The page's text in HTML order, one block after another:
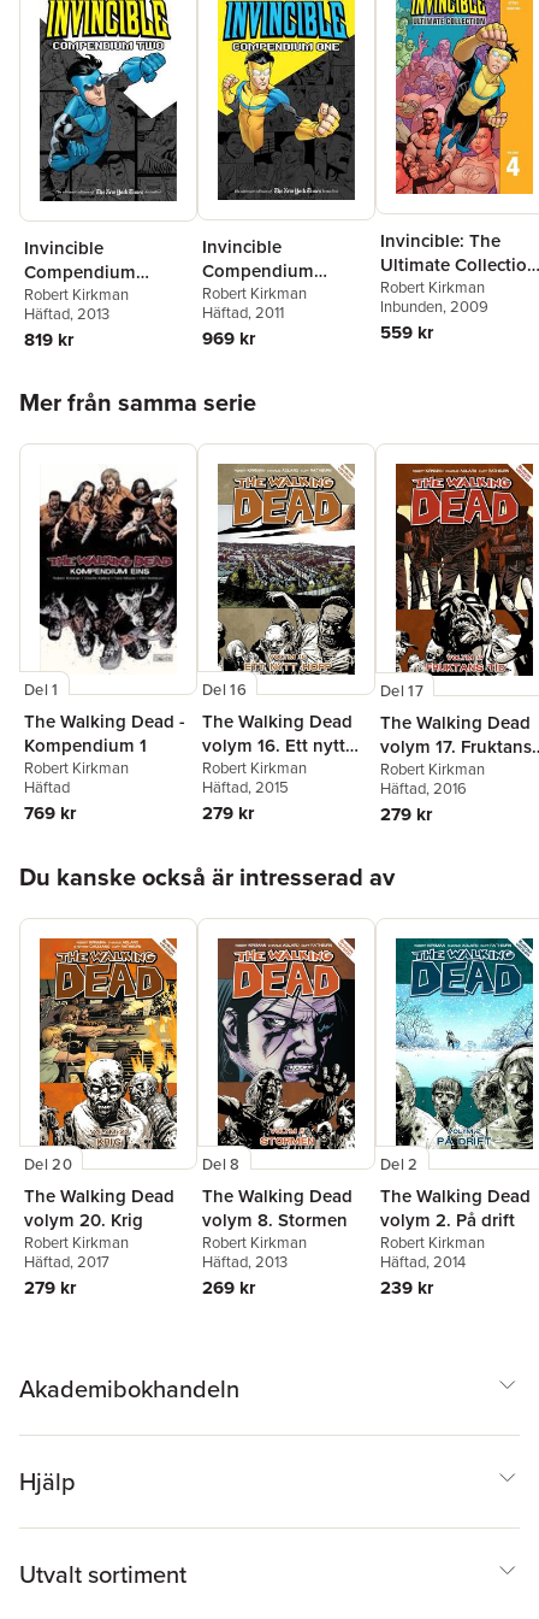
Invincible
Compendium
Volume 2
Robert Kirkman
Häftad, 2013
819 kr
Invincible
Compendium
Volume 1
Robert Kirkman
Häftad, 2011
969 kr
Invincible: The
Ultimate Collection
Volume 4
Robert Kirkman
Inbunden, 2009
559 kr
Mer från samma serie
Del 1
The Walking Dead -
Kompendium 1
Robert Kirkman
Häftad
769 kr
Del 16
The Walking Dead
volym 16. Ett nytt
hopp
Robert Kirkman
Häftad, 2015
279 kr
Del 17
The Walking Dead
volym 17. Fruktans
tid
Robert Kirkman
Häftad, 2016
279 kr
Du kanske också är intresserad av
Del 20
The Walking Dead
volym 20. Krig
Robert Kirkman
Häftad, 2017
279 kr
Del 8
The Walking Dead
volym 8. Stormen
Robert Kirkman
Häftad, 2013
269 kr
Del 2
The Walking Dead
volym 2. På drift
Robert Kirkman
Häftad, 2014
239 kr
Akademibokhandeln
Hjälp
Utvalt sortiment